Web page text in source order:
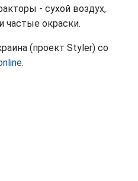
- сухой воздух,
частые окраски.
(проект Styler) со
.